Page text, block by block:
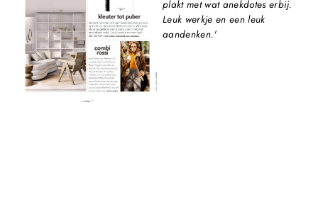
plakt met wat anekdotes erbij.
Leuk werkje en een leuk
aandenken.'